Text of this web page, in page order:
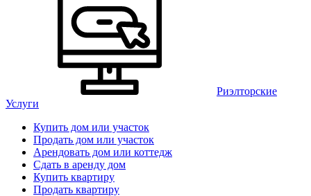
Риэлторские
Услуги
Купить дом или участок
Продать дом или участок
Арендовать дом или коттедж
Сдать в аренду дом
Купить квартиру
Продать квартиру